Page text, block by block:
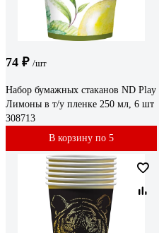
74 ₽ /шт
Набор бумажных стаканов ND Play
Лимоны в т/у пленке 250 мл, 6 шт
308713
В корзину по 5